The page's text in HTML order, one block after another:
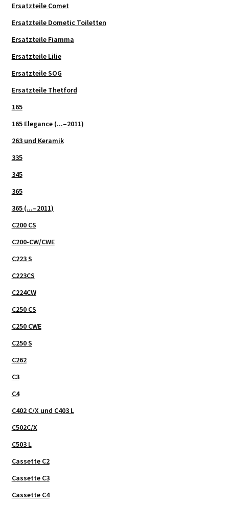
Ersatzteile Comet
Ersatzteile Dometic Toiletten
Ersatzteile Fiamma
Ersatzteile Lilie
Ersatzteile SOG
Ersatzteile Thetford
165
165 Elegance (...–2011)
263 und Keramik
335
345
365
365 (...–2011)
C200 CS
C200-CW/CWE
C223 S
C223CS
C224CW
C250 CS
C250 CWE
C250 S
C262
C3
C4
C402 C/X und C403 L
C502C/X
C503 L
Cassette C2
Cassette C3
Cassette C4